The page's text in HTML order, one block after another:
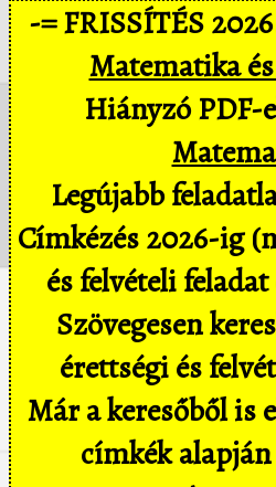
-= FRISSÍTÉS
Matematika
Hiányzó PDF-
Legújabb
Címkézés 2026-ig
és felvételi
Szövegesen
érettségi és
Már a keresőből is
címkék